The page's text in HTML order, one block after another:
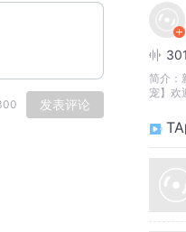
发表评论
简介：
宠】欢